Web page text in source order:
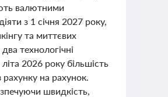
валютними
з 1 січня 2027 року,
та миттєвих
технологічні
2026 року більшість
на рахунок.
швидкість,